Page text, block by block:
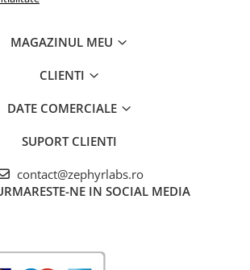
MAGAZINUL MEU
CLIENTI
DATE COMERCIALE
SUPORT CLIENTI
contact@zephyrlabs.ro
NE IN SOCIAL MEDIA